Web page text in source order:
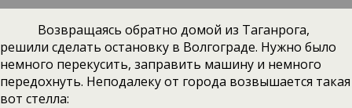
Возвращаясь обратно домой из Таганрога,
решили сделать остановку в Волгограде. Нужно было
немного перекусить, заправить машину и немного
передохнуть. Неподалеку от города возвышается такая
вот стелла: